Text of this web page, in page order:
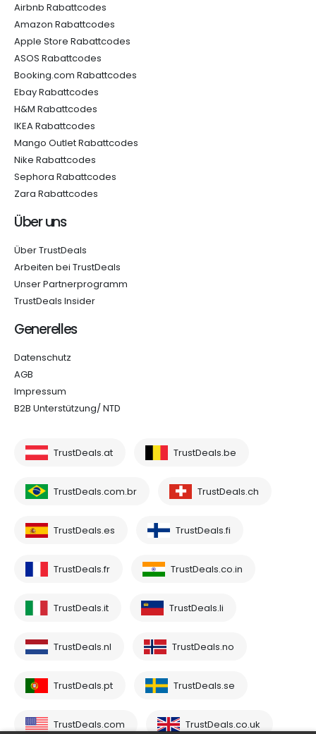
Airbnb Rabattcodes
Amazon Rabattcodes
Apple Store Rabattcodes
ASOS Rabattcodes
Booking.com Rabattcodes
Ebay Rabattcodes
H&M Rabattcodes
IKEA Rabattcodes
Mango Outlet Rabattcodes
Nike Rabattcodes
Sephora Rabattcodes
Zara Rabattcodes
Über uns
Über TrustDeals
Arbeiten bei TrustDeals
Unser Partnerprogramm
TrustDeals Insider
Generelles
Datenschutz
AGB
Impressum
B2B Unterstützung/ NTD
TrustDeals.at TrustDeals.be
TrustDeals.com.br TrustDeals.ch
TrustDeals.es TrustDeals.fi
TrustDeals.fr TrustDeals.co.in
TrustDeals.it TrustDeals.li
TrustDeals.nl TrustDeals.no
TrustDeals.pt TrustDeals.se
TrustDeals.com TrustDeals.co.uk